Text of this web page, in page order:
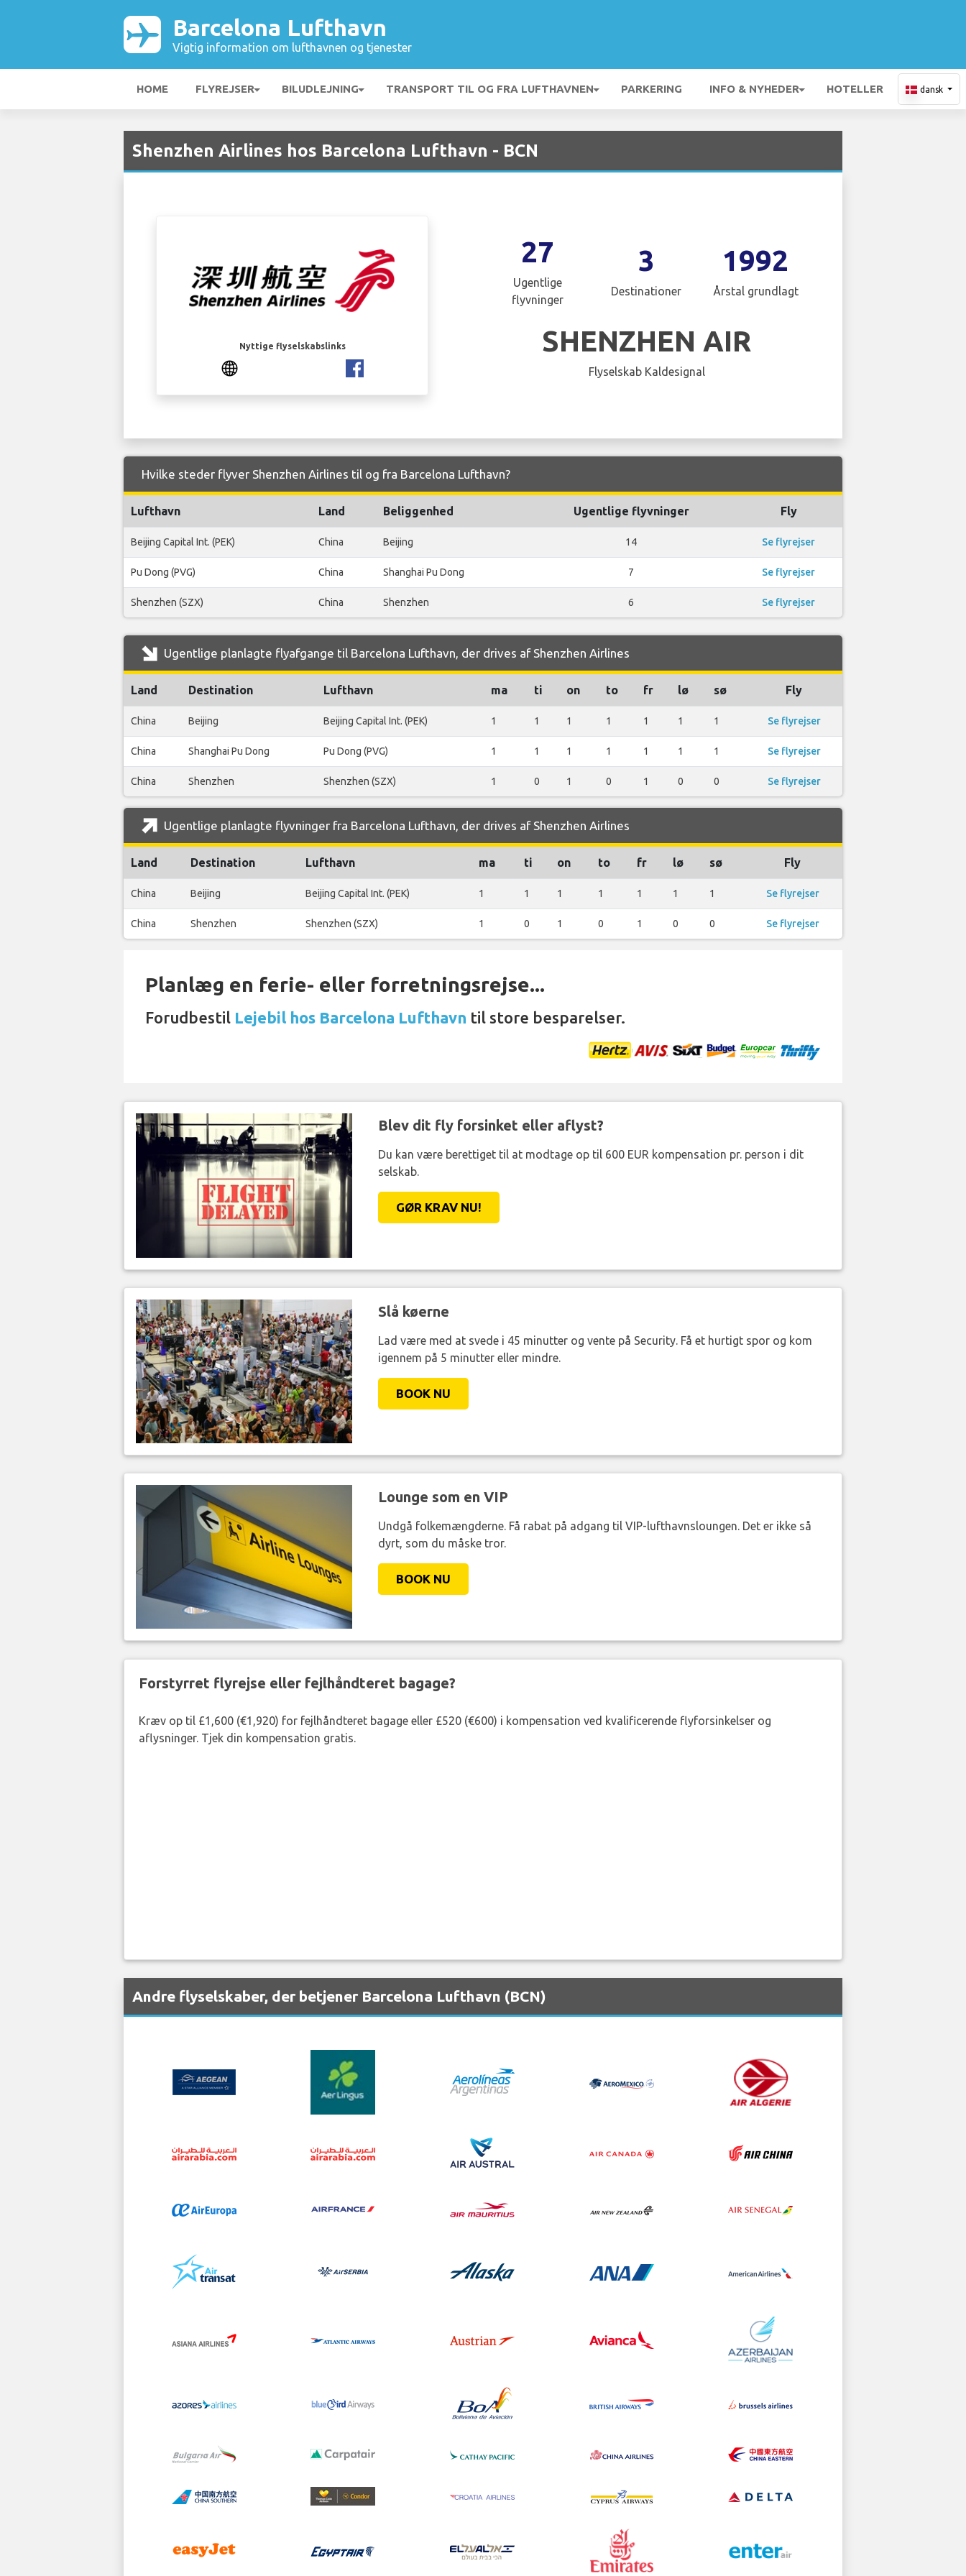
Barcelona Lufthavn
Vigtig information om lufthavnen og tjenester
HOME FLYREJSER BILUDLEJNING TRANSPORT TIL OG FRA LUFTHAVNEN PARKERING INFO & NYHEDER HOTELLER dansk
Shenzhen Airlines hos Barcelona Lufthavn - BCN
Nyttige flyselskabslinks
27
Ugentlige
flyvninger
3
Destinationer
1992
Årstal grundlagt
SHENZHEN AIR
Flyselskab Kaldesignal
Hvilke steder flyver Shenzhen Airlines til og fra Barcelona Lufthavn?
Lufthavn Land Beliggenhed Ugentlige flyvninger Fly
Beijing Capital Int. (PEK) China Beijing 14 Se flyrejser
Pu Dong (PVG) China Shanghai Pu Dong 7 Se flyrejser
Shenzhen (SZX) China Shenzhen 6 Se flyrejser
Ugentlige planlagte flyafgange til Barcelona Lufthavn, der drives af Shenzhen Airlines
Land Destination Lufthavn ma ti on to fr lø sø Fly
China Beijing Beijing Capital Int. (PEK) 1 1 1 1 1 1 1 Se flyrejser
China Shanghai Pu Dong Pu Dong (PVG) 1 1 1 1 1 1 1 Se flyrejser
China Shenzhen Shenzhen (SZX) 1 0 1 0 1 0 0 Se flyrejser
Ugentlige planlagte flyvninger fra Barcelona Lufthavn, der drives af Shenzhen Airlines
Land Destination Lufthavn ma ti on to fr lø sø Fly
China Beijing Beijing Capital Int. (PEK) 1 1 1 1 1 1 1 Se flyrejser
China Shenzhen Shenzhen (SZX) 1 0 1 0 1 0 0 Se flyrejser
Planlæg en ferie- eller forretningsrejse...
Forudbestil Lejebil hos Barcelona Lufthavn til store besparelser.
Blev dit fly forsinket eller aflyst?
Du kan være berettiget til at modtage op til 600 EUR kompensation pr. person i dit
selskab.
GØR KRAV NU!
Slå køerne
Lad være med at svede i 45 minutter og vente på Security. Få et hurtigt spor og kom
igennem på 5 minutter eller mindre.
BOOK NU
Lounge som en VIP
Undgå folkemængderne. Få rabat på adgang til VIP-lufthavnsloungen. Det er ikke så
dyrt, som du måske tror.
BOOK NU
Forstyrret flyrejse eller fejlhåndteret bagage?
Kræv op til £1,600 (€1,920) for fejlhåndteret bagage eller £520 (€600) i kompensation ved kvalificerende flyforsinkelser og
aflysninger. Tjek din kompensation gratis.
Andre flyselskaber, der betjener Barcelona Lufthavn (BCN)